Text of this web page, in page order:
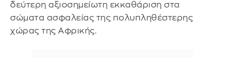
δεύτερη αξιοσημείωτη εκκαθάριση στα
σώματα ασφαλείας της πολυπληθέστερης
χώρας της Αφρικής.